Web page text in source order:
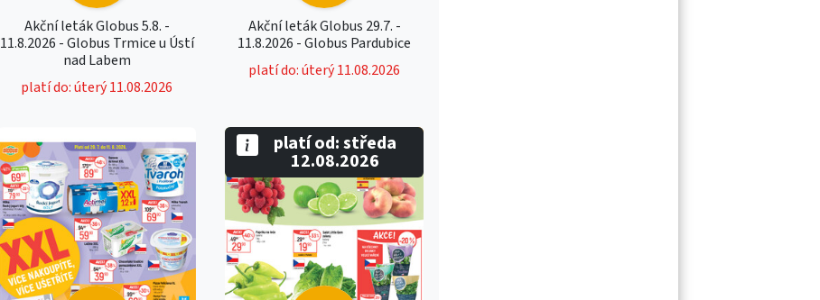
Akční leták Globus 5.8. -
11.8.2026 - Globus Trmice u Ústí
nad Labem
platí do: úterý 11.08.2026
Akční leták Globus 29.7. -
11.8.2026 - Globus Pardubice
platí do: úterý 11.08.2026
platí od: středa
12.08.2026